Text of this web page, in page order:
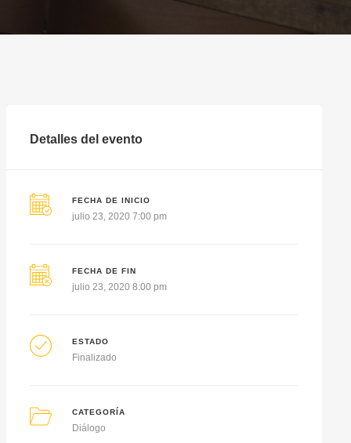
Detalles del evento
FECHA DE INICIO
julio 23, 2020 7:00 pm
FECHA DE FIN
julio 23, 2020 8:00 pm
ESTADO
Finalizado
CATEGORÍA
Diálogo